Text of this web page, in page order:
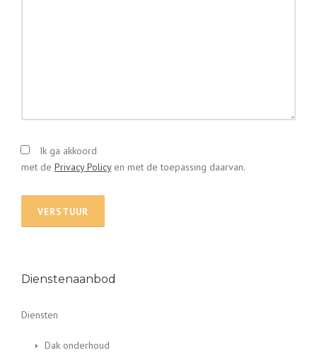
Ik ga akkoord
met de Privacy Policyen met de toepassing daarvan.
Dienstenaanbod
Diensten
Dak onderhoud